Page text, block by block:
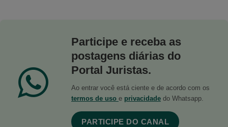
Participe e receba as
postagens diárias do
Portal Juristas.
Ao entrar você está ciente e de acordo com os
termos de uso e privacidade do Whatsapp.
PARTICIPE DO CANAL